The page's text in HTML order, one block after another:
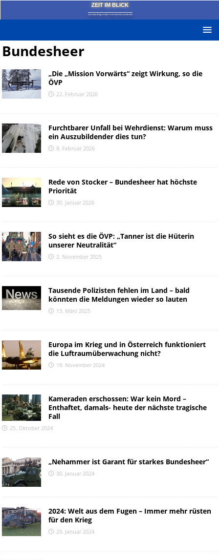
ZEIT IM BLICK
Das News-Blog mit dem kritischen Blick auf die Zeit!
Bundesheer
„Die „Mission Vorwärts“ zeigt Wirkung, so die
ÖVP
22. Februar 2026
Furchtbarer Unfall bei Wehrdienst: Warum muss
ein Auszubildender dies tun?
8. Februar 2026
Rede von Stocker – Bundesheer hat höchste
Priorität
30. Januar 2026
So sieht es die ÖVP: „Tanner ist die Hüterin
unserer Neutralität“
2. November 2025
Tausende Polizisten fehlen im Land – bald
könnten die Meldungen wieder so lauten
13. März 2025
Europa im Krieg und in Österreich funktioniert
die Luftraumüberwachung nicht?
19. November 2024
Kameraden erschossen: War kein Mord –
Enthaftet, damals- heute der nächste tragische
Fall
25. Oktober 2024
„Nehammer ist Garant für starkes Bundesheer“
30. Januar 2024
2024: Welt aus dem Fugen – Immer mehr rüsten
für den Krieg
29. Januar 2024